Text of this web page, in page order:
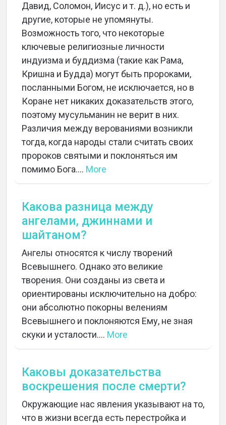
Давид, Соломон, Иисус и т. д.), но есть и
другие, которые не упомянуты.
Возможность того, что некоторые
ключевые религиозные личности
индуизма и буддизма (такие как Рама,
Кришна и Будда) могут быть пророками,
посланными Богом, не исключается, но в
Коране нет никаких доказательств этого,
поэтому мусульманин не верит в них.
Различия между верованиями возникли
тогда, когда народы стали считать своих
пророков святыми и поклоняться им
помимо Бога.... More
Какова разница между
ангелами, джиннами и
шайтаном?
Ангелы относятся к числу творений
Всевышнего. Однако это великие
творения. Они созданы из света и
ориентированы исключительно на добро:
они абсолютно покорны велениям
Всевышнего и поклоняются Ему, не зная
скуки и усталости.... More
Каковы доказательства
воскрешения после смерти?
Окружающие нас явления указывают на то,
что в жизни всегда есть перестройка и